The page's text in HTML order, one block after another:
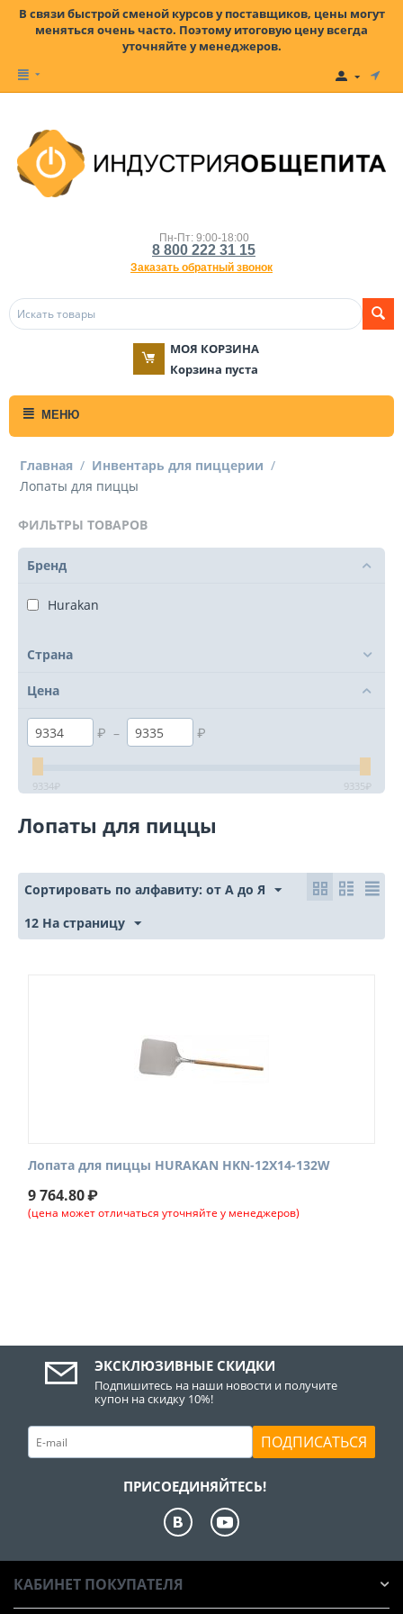
В связи быстрой сменой курсов у поставщиков, цены могут
меняться очень часто. Поэтому итоговую цену всегда
уточняйте у менеджеров.
Пн-Пт: 9:00-18:00
8 800 222 31 15
Заказать обратный звонок
МОЯ КОРЗИНА
Корзина пуста
МЕНЮ
Главная / Инвентарь для пиццерии /
Лопаты для пиццы
ФИЛЬТРЫ ТОВАРОВ
Бренд
Hurakan
Страна
Цена
₽ – ₽
9334₽ 9335₽
Лопаты для пиццы
Сортировать по алфавиту: от А до Я
12 На страницу
Лопата для пиццы HURAKAN HKN-12X14-132W
9 764.80₽
(цена может отличаться уточняйте у менеджеров)
ЭКСКЛЮЗИВНЫЕ СКИДКИ
Подпишитесь на наши новости и получите
купон на скидку 10%!
ПОДПИСАТЬСЯ
ПРИСОЕДИНЯЙТЕСЬ!
КАБИНЕТ ПОКУПАТЕЛЯ